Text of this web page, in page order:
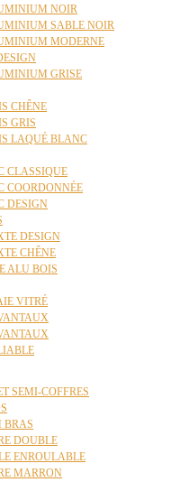
NOIR
SABLE NOIR
MODERNE
GRISE
CHÊNE
GRIS
LAQUÉ BLANC
CLASSIQUE
COORDONNÉE
DESIGN
DESIGN
CHÊNE
ALU BOIS
VITRÉ
SEMI-COFFRES
BRAS
DOUBLE
ENROULABLE
MARRON